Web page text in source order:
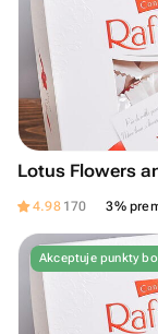
Lotus Flowers
4.98 170 3%
Akceptuje punkty